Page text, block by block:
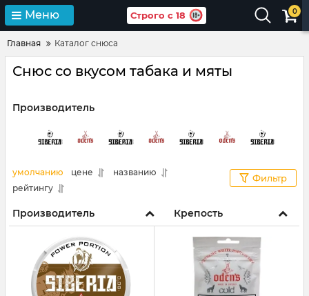
Меню Строго с 18 0
Главная Каталог снюса
Снюс со вкусом табака и мяты
Производитель
умолчанию цене
названию
рейтингу
Фильтр
Производитель Крепость